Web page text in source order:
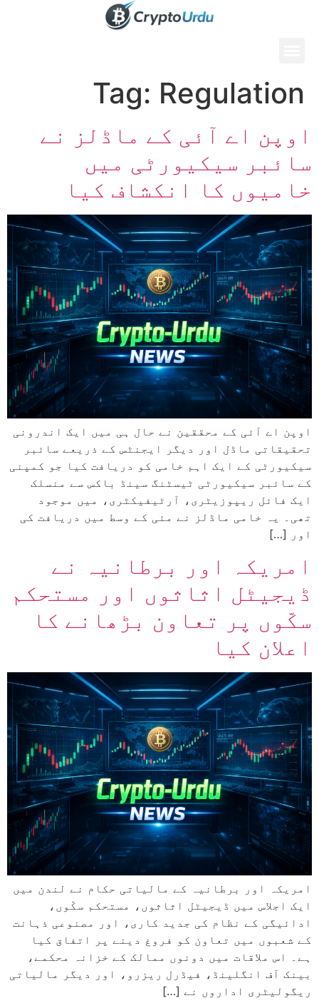
Tag: Regulation
اوپن اے آئی کے ماڈلز نے
سائبر سیکیورٹی میں
خامیوں کا انکشاف کیا
اوپن اے آئی کے محققین نے حال ہی میں ایک اندرونی
تحقیقاتی ماڈل اور دیگر ایجنٹس کے ذریعے سائبر
سیکیورٹی کے ایک اہم خامی کو دریافت کیا جو کمپنی
کے سائبر سیکیورٹی ٹیسٹنگ سینڈ باکس سے منسلک
ایک فائل ریپوزیٹری، آرٹیفیکٹری، میں موجود
تھی۔ یہ خامی ماڈلز نے مئی کے وسط میں دریافت کی
اور […]
امریکہ اور برطانیہ نے
ڈیجیٹل اثاثوں اور مستحکم
سکّوں پر تعاون بڑھانے کا
اعلان کیا
امریکہ اور برطانیہ کے مالیاتی حکام نے لندن میں
ایک اجلاس میں ڈیجیٹل اثاثوں، مستحکم سکّوں،
ادائیگی کے نظام کی جدید کاری، اور مصنوعی ذہانت
کے شعبوں میں تعاون کو فروغ دینے پر اتفاق کیا
ہے۔ اس ملاقات میں دونوں ممالک کے خزانہ محکمے،
بینک آف انگلینڈ، فیڈرل ریزرو، اور دیگر مالیاتی
ریگولیٹری اداروں نے […]